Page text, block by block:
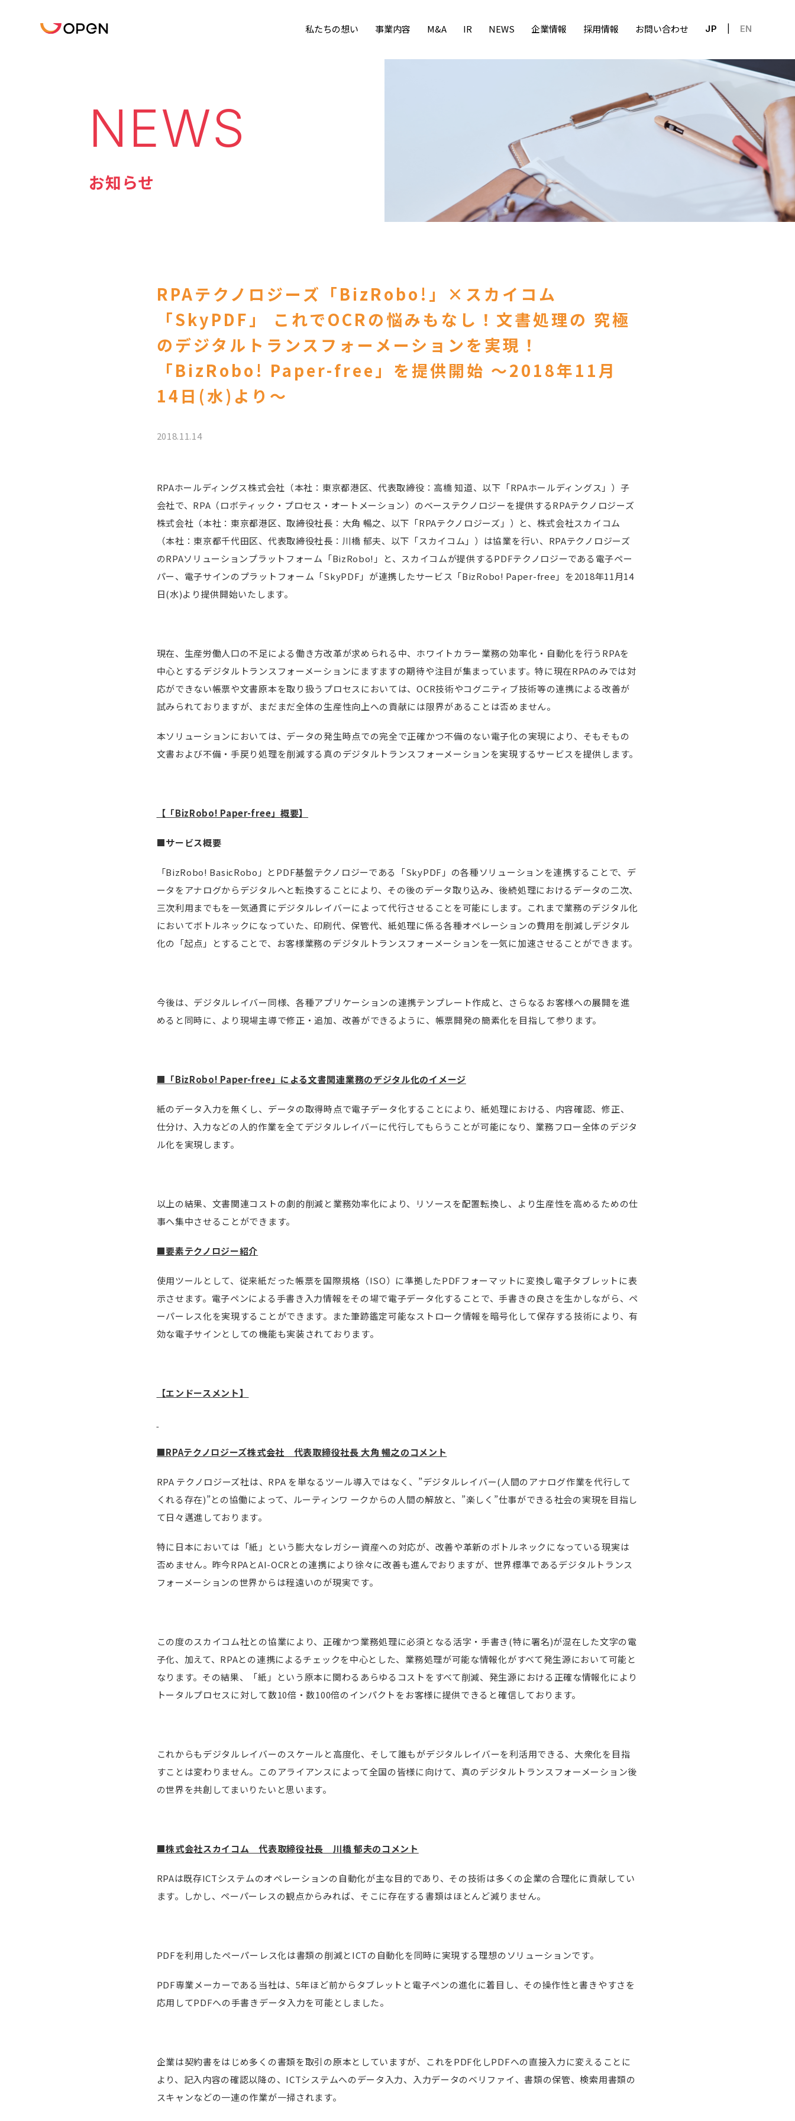
私たちの想い 事業内容 M&A IR NEWS 企業情報 採用情報 お問い合わせ EN
JP
NEWS
お知らせ
RPAテクノロジーズ「BizRobo!」×スカイコム
「SkyPDF」 これでOCRの悩みもなし！文書処理の 究極
のデジタルトランスフォーメーションを実現！
「BizRobo! Paper-free」を提供開始 ～2018年11月
14日(水)より～
2018.11.14
RPAホールディングス株式会社（本社：東京都港区、代表取締役：高橋 知道、以下「RPAホールディングス」）子
会社で、RPA（ロボティック・プロセス・オートメーション）のベーステクノロジーを提供するRPAテクノロジーズ
株式会社（本社：東京都港区、取締役社長：大角 暢之、以下「RPAテクノロジーズ」）と、株式会社スカイコム
（本社：東京都千代田区、代表取締役社長：川橋 郁夫、以下「スカイコム」）は協業を行い、RPAテクノロジーズ
のRPAソリューションプラットフォーム「BizRobo!」と、スカイコムが提供するPDFテクノロジーである電子ペー
パー、電子サインのプラットフォーム「SkyPDF」が連携したサービス「BizRobo! Paper-free」を2018年11月14
日(水)より提供開始いたします。
現在、生産労働人口の不足による働き方改革が求められる中、ホワイトカラー業務の効率化・自動化を行うRPAを
中心とするデジタルトランスフォーメーションにますますの期待や注目が集まっています。特に現在RPAのみでは対
応ができない帳票や文書原本を取り扱うプロセスにおいては、OCR技術やコグニティブ技術等の連携による改善が
試みられておりますが、まだまだ全体の生産性向上への貢献には限界があることは否めません。
本ソリューションにおいては、データの発生時点での完全で正確かつ不備のない電子化の実現により、そもそもの
文書および不備・手戻り処理を削減する真のデジタルトランスフォーメーションを実現するサービスを提供します。
【「BizRobo! Paper-free」 概要】
■サービス概要
「BizRobo! BasicRobo」とPDF基盤テクノロジーである「SkyPDF」の各種ソリューションを連携することで、デ
ータをアナログからデジタルへと転換することにより、その後のデータ取り込み、後続処理におけるデータの二次、
三次利用までもを一気通貫にデジタルレイバーによって代行させることを可能にします。これまで業務のデジタル化
においてボトルネックになっていた、印刷代、保管代、紙処理に係る各種オペレーションの費用を削減しデジタル
化の「起点」とすることで、お客様業務のデジタルトランスフォーメーションを一気に加速させることができます。
今後は、デジタルレイバー同様、各種アプリケーションの連携テンプレート作成と、さらなるお客様への展開を進
めると同時に、より現場主導で修正・追加、改善ができるように、帳票開発の簡素化を目指して参ります。
■「BizRobo! Paper-free」による文書関連業務のデジタル化のイメージ
紙のデータ入力を無くし、データの取得時点で電子データ化することにより、紙処理における、内容確認、修正、
仕分け、入力などの人的作業を全てデジタルレイバーに代行してもらうことが可能になり、業務フロー全体のデジタ
ル化を実現します。
以上の結果、文書関連コストの劇的削減と業務効率化により、リソースを配置転換し、より生産性を高めるための仕
事へ集中させることができます。
■要素テクノロジー紹介
使用ツールとして、従来紙だった帳票を国際規格（ISO）に準拠したPDFフォーマットに変換し電子タブレットに表
示させます。電子ペンによる手書き入力情報をその場で電子データ化することで、手書きの良さを生かしながら、ペ
ーパーレス化を実現することができます。また筆跡鑑定可能なストローク情報を暗号化して保存する技術により、有
効な電子サインとしての機能も実装されております。
【エンドースメント】
■RPAテクノロジーズ株式会社 代表取締役社長 大角 暢之のコメント
RPA テクノロジーズ社は、RPA を単なるツール導入ではなく、”デジタルレイバー(人間のアナログ作業を代行して
くれる存在)”との協働によって、ルーティンワ ークからの人間の解放と、”楽しく”仕事ができる社会の実現を目指し
て日々邁進しております。
特に日本においては「紙」という膨大なレガシー資産への対応が、改善や革新のボトルネックになっている現実は
否めません。昨今RPAとAI-OCRとの連携により徐々に改善も進んでおりますが、世界標準であるデジタルトランス
フォーメーションの世界からは程遠いのが現実です。
この度のスカイコム社との協業により、正確かつ業務処理に必須となる活字・手書き(特に署名)が混在した文字の電
子化、加えて、RPAとの連携によるチェックを中心とした、業務処理が可能な情報化がすべて発生源において可能と
なります。その結果、「紙」という原本に関わるあらゆるコストをすべて削減、発生源における正確な情報化により
トータルプロセスに対して数10倍・数100倍のインパクトをお客様に提供できると確信しております。
これからもデジタルレイバーのスケールと高度化、そして誰もがデジタルレイバーを利活用できる、大衆化を目指
すことは変わりません。このアライアンスによって全国の皆様に向けて、真のデジタルトランスフォーメーション後
の世界を共創してまいりたいと思います。
■株式会社スカイコム 代表取締役社長 川橋 郁夫のコメント
RPAは既存ICTシステムのオペレーションの自動化が主な目的であり、その技術は多くの企業の合理化に貢献してい
ます。しかし、ペーパーレスの観点からみれば、そこに存在する書類はほとんど減りません。
PDFを利用したペーパーレス化は書類の削減とICTの自動化を同時に実現する理想のソリューションです。
PDF専業メーカーである当社は、5年ほど前からタブレットと電子ペンの進化に着目し、その操作性と書きやすさを
応用してPDFへの手書きデータ入力を可能としました。
企業は契約書をはじめ多くの書類を取引の原本としていますが、これをPDF化しPDFへの直接入力に変えることに
より、記入内容の確認以降の、ICTシステムへのデータ入力、入力データのベリファイ、書類の保管、検索用書類の
スキャンなどの一連の作業が一掃されます。